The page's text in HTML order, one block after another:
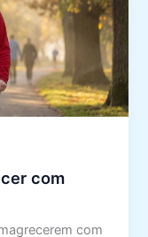
com
com